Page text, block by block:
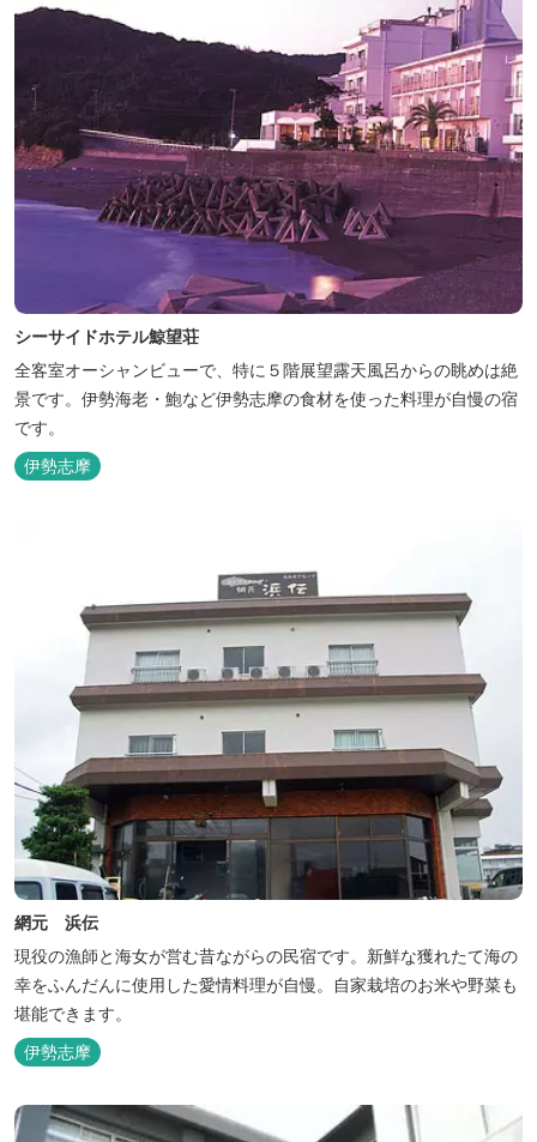
シーサイドホテル鯨望荘
全客室オーシャンビューで、特に５階展望露天風呂からの眺めは絶
景です。伊勢海老・鮑など伊勢志摩の食材を使った料理が自慢の宿
です。
伊勢志摩
網元 浜伝
現役の漁師と海女が営む昔ながらの民宿です。新鮮な獲れたて海の
幸をふんだんに使用した愛情料理が自慢。自家栽培のお米や野菜も
堪能できます。
伊勢志摩